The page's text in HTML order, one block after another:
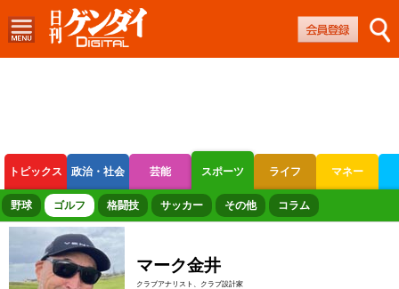
トピックス 政治・社会 芸能 スポーツ ライフ マネー
ボートレース 競輪 オートレース
野球 ゴルフ 格闘技 サッカー その他 コラム
マーク金井
クラブアナリスト、クラブ設計家